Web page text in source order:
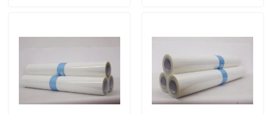
Medizinisches X Ray Film
Tintenstrahl X Ray Film